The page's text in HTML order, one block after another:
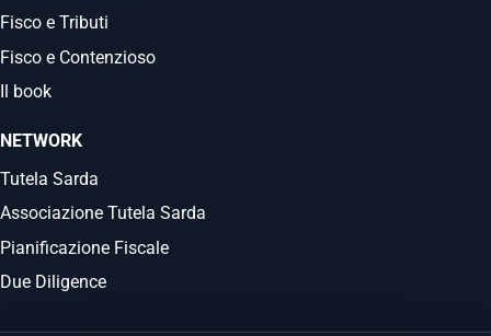
Fisco e Tributi
Fisco e Contenzioso
Il book
NETWORK
Tutela Sarda
Associazione Tutela Sarda
Pianificazione Fiscale
Due Diligence